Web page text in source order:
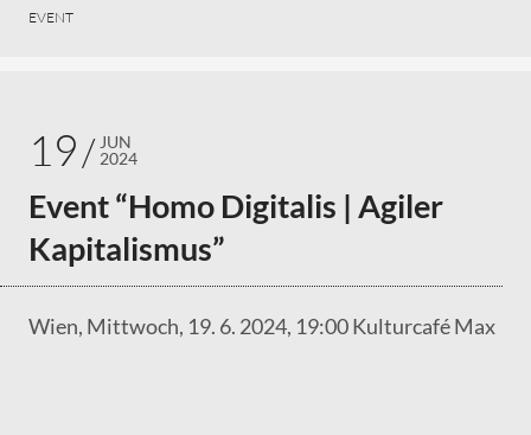
EVENT
19
JUN
2024
Event “Homo Digitalis | Agiler
Kapitalismus”
Wien, Mittwoch, 19. 6. 2024, 19:00 Kulturcafé Max